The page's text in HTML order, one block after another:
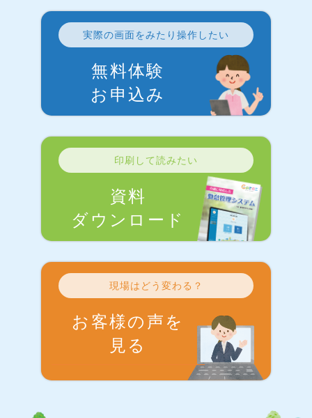
実際の画面をみたり操作したい
無料体験
お申込み
印刷して読みたい
資料
ダウンロード
現場はどう変わる？
お客様の声を
見る